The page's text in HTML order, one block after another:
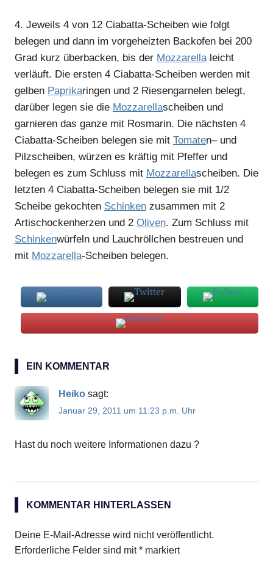
4. Jeweils 4 von 12 Ciabatta-Scheiben wie folgt
belegen und dann im vorgeheizten Backofen bei 200
Grad kurz überbacken, bis der Mozzarella leicht
verläuft. Die ersten 4 Ciabatta-Scheiben werden mit
gelben Paprikaringen und 2 Riesengarnelen belegt,
darüber legen sie die Mozzarellascheiben und
garnieren das ganze mit Rosmarin. Die nächsten 4
Ciabatta-Scheiben belegen sie mit Tomaten– und
Pilzscheiben, würzen es kräftig mit Pfeffer und
belegen es zum Schluss mit Mozzarellascheiben. Die
letzten 4 Ciabatta-Scheiben belegen sie mit 1/2
Scheibe gekochten Schinken zusammen mit 2
Artischockenherzen und 2 Oliven. Zum Schluss mit
Schinkenwürfeln und Lauchröllchen bestreuen und
mit Mozzarella-Scheiben belegen.
Mozzarella
EIN KOMMENTAR
Heiko sagt:
Januar 29, 2011 um 11:23 p.m. Uhr
Hast du noch weitere Informationen dazu ?
KOMMENTAR HINTERLASSEN
Deine E-Mail-Adresse wird nicht veröffentlicht.
Erforderliche Felder sind mit* markiert